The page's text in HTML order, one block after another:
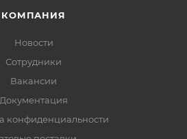
КОМПАНИЯ
Новости
Сотрудники
Вакансии
Документация
конфиденциальности